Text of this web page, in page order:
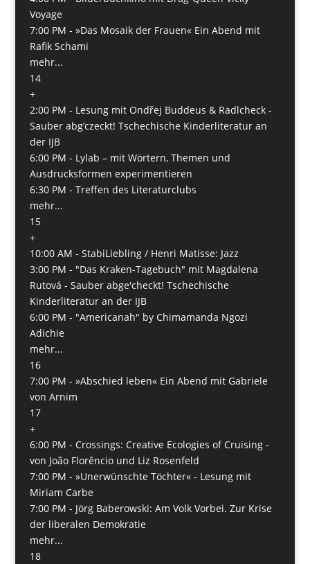
Voyage
7:00 PM - »Das Mosaik der Frauen« Ein Abend mit
Rafik Schami
mehr...
14
+
2:00 PM - Lesung mit Ondřej Buddeus & Radlcheck -
Sauber abg’czeckt! Tschechische Kinderliteratur an
der IJB
6:00 PM - Lylab – mit Wörtern, Themen und
Ausdrucksformen experimentieren
6:30 PM - Treffen des Literaturclubs
mehr...
15
+
10:00 AM - StabiLiebling / Henri Matisse: Jazz
3:00 PM - "Das Kraken-Tagebuch" mit Magdalena
Rutová - Sauber abge'checkt! Tschechische
Kinderliteratur an der IJB
6:00 PM - "Americanah" by Chimamanda Ngozi
Adichie
mehr...
16
7:00 PM - »Abschied leben« Ein Abend mit Gabriele
von Arnim
17
+
6:00 PM - Crossings: Creative Ecologies of Cruising -
von João Florêncio und Liz Rosenfeld
7:00 PM - »Unerwünschte Töchter« - Lesung mit
Miriam Carbe
7:00 PM - Jörg Baberowski: Am Volk Vorbei. Zur Krise
der liberalen Demokratie
mehr...
18